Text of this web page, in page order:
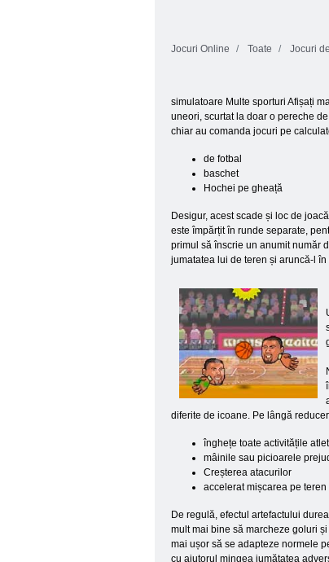
Jocuri Online Toate Jocuri
simulatoare Multe sporturi Afișați
uneori, scurtat la doar o pereche
chiar au comanda jocuri pe
de fotbal
baschet
Hochei pe gheață
Desigur, acest scade și loc de
este împărțit în runde separate,
primul să înscrie un anumit număr
jumatatea lui de teren și aruncă-l
diferite de icoane. Pe lângă
înghețe toate activitățile atlet
mâinile sau picioarele
Creșterea atacurilor
accelerat mișcarea pe teren
De regulă, efectul artefactului
mult mai bine să marcheze goluri
mai ușor să se adapteze normele
cu ajutorul mingea jumătatea